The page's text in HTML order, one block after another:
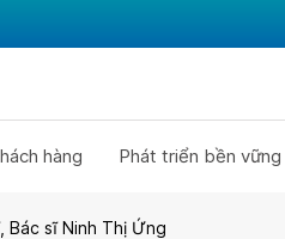
hàng Phát triển bền vững
Bác sĩ Ninh Thị Ứng